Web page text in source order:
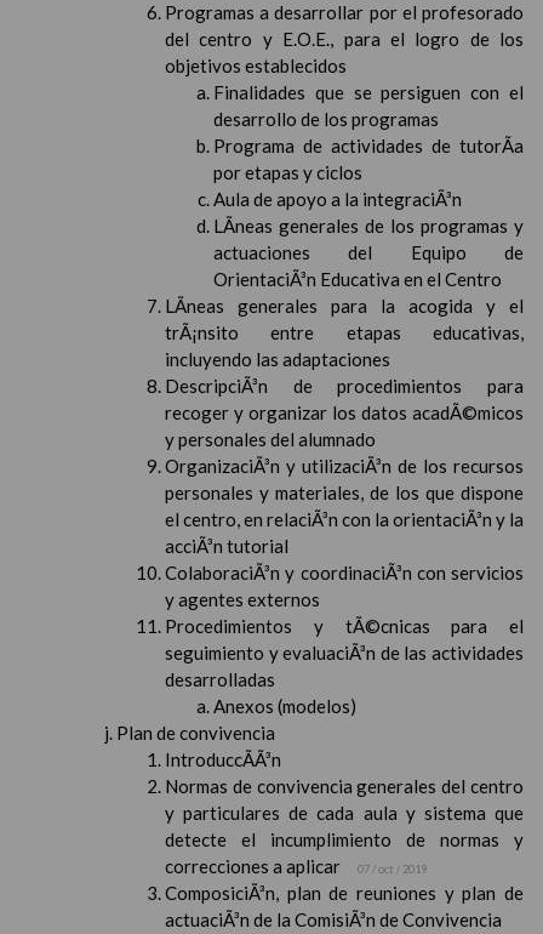
Programas a desarrollar por el profesorado
del centro y E.O.E., para el logro de los
objetivos establecidos
Finalidades que se persiguen con el
desarrollo de los programas
Programa de actividades de tutorÃ­a
por etapas y ciclos
Aula de apoyo a la integraciÃ³n
LÃ­neas generales de los programas y
actuaciones del Equipo de
OrientaciÃ³n Educativa en el Centro
LÃ­neas generales para la acogida y el
trÃ¡nsito entre etapas educativas,
incluyendo las adaptaciones
DescripciÃ³n de procedimientos para
recoger y organizar los datos acadÃ©micos
y personales del alumnado
OrganizaciÃ³n y utilizaciÃ³n de los recursos
personales y materiales, de los que dispone
el centro, en relaciÃ³n con la orientaciÃ³n y la
acciÃ³n tutorial
ColaboraciÃ³n y coordinaciÃ³n con servicios
y agentes externos
Procedimientos y tÃ©cnicas para el
seguimiento y evaluaciÃ³n de las actividades
desarrolladas
Anexos (modelos)
Plan de convivencia
IntroduccÃ­Ã³n
Normas de convivencia generales del centro
y particulares de cada aula y sistema que
detecte el incumplimiento de normas y
correcciones a aplicar
07 / oct / 2019
ComposiciÃ³n, plan de reuniones y plan de
actuaciÃ³n de la ComisiÃ³n de Convivencia